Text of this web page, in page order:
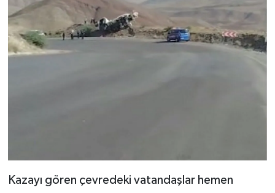
Kazayı gören çevredeki vatandaşlar hemen